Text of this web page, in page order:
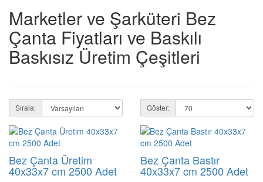
Marketler ve Şarküteri Bez
Çanta Fiyatları ve Baskılı
Baskısız Üretim Çeşitleri
Sırala: Göster:
Bez Çanta Üretim
40x33x7 cm 2500 Adet
Bez Çanta Bastır
40x33x7 cm 2500 Adet